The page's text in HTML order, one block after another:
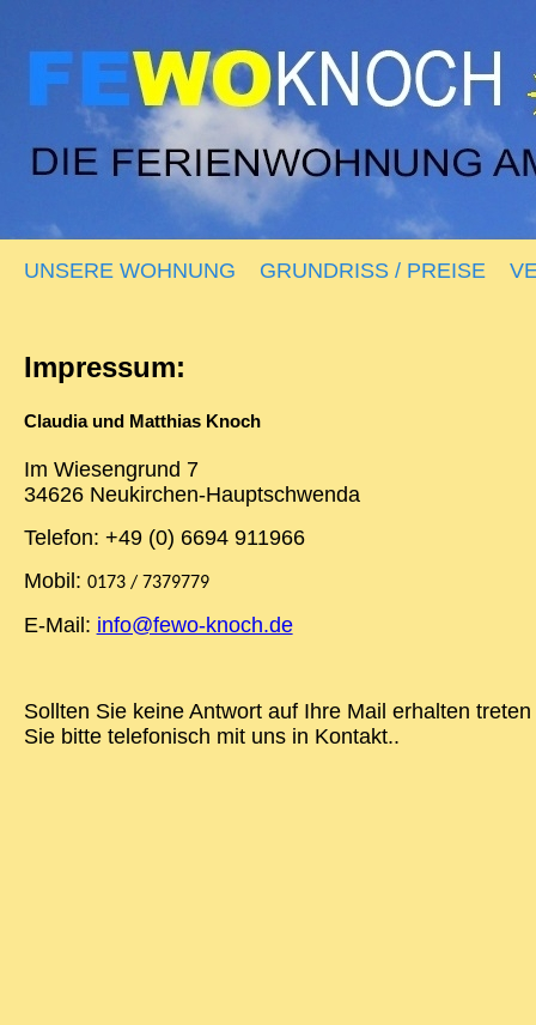
UNSERE WOHNUNG GRUNDRISS / PREISE
Impressum:
Claudia und Matthias Knoch
Im Wiesengrund 7
34626 Neukirchen-Hauptschwenda
Telefon: +49 (0) 6694 911966
Mobil: 0173 / 7379779
E-Mail: info@fewo-knoch.de
Sollten Sie keine Antwort auf Ihre Mail erhalten treten
Sie bitte telefonisch mit uns in Kontakt..